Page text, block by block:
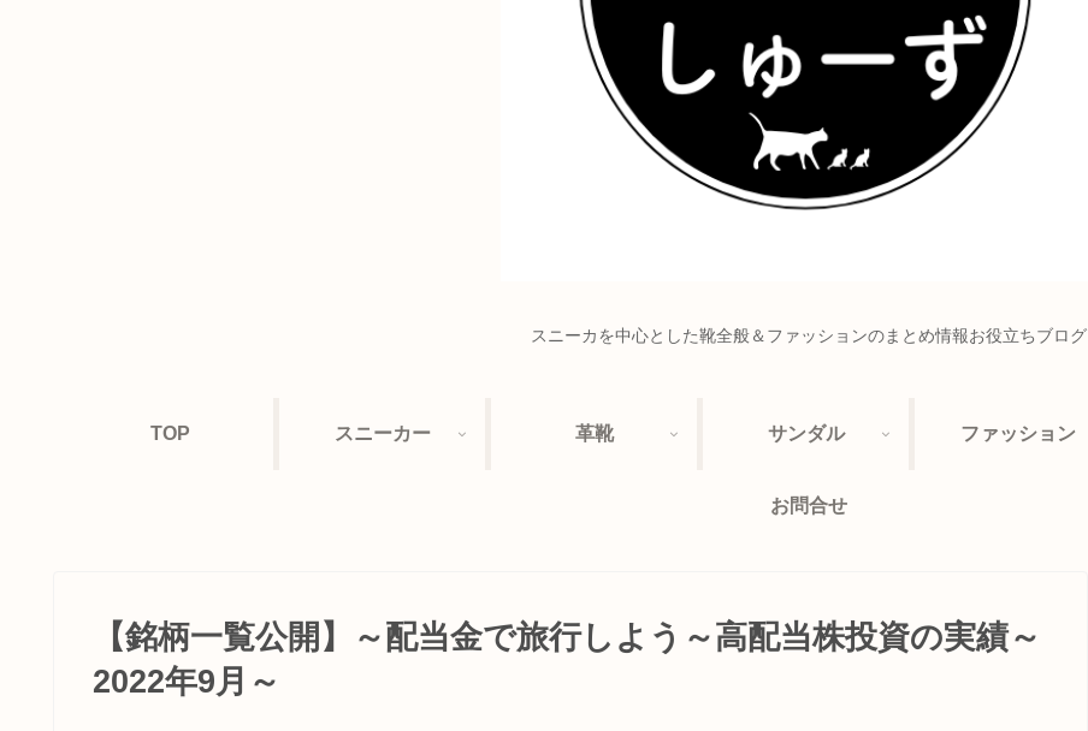
スニーカを中心とした靴全般＆ファッションのまとめ情報お役立ちブログ
TOP スニーカー 革靴 サンダル ファッション
お問合せ
【銘柄一覧公開】～配当金で旅行しよう～高配当株投資の実績～
2022年9月～